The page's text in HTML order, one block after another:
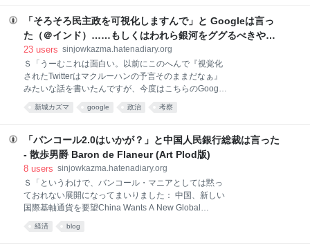
プで同様の確信を表明するアンドロイドFreddyさん
（ただしこちらはあなたが遠隔操作しているわけでは
ない）と、すべてはあらかじめ決定されている（＝人
Danny氏とが、あなたの前にいるとして……「３人」
のうちの誰がいちばん「自由意志がありそうだなあ」
と、あなたは判断するだろう？ Ｍ「なんですかこり
ゃ」 Ｓ「だから思考実験。ちなみに両立主義について
「そろそろ民主政を可視化しますんで」と Googleは言っ
た（＠インド）……もしくはわれら銀河をググるべきやDo
We Dare Google the Galaxy？【その7.5】あたり - 散歩
男爵 Baron de Flaneur (Art Plod版)
23 users sinjowkazma.hatenadiary.org
Ｓ「うーむこれは面白い。以前にこのへんで『視覚化
されたTwitterはマクルーハンの予言そのままだなぁ』
みたいな話を書いたんですが、今度はこちらのGoogle
公式ブログによれば、 インドの選挙をがんがん可視化
します 自分の選挙登録状況を確認できる 投票所の場所
選挙区の各種データ（前回の選挙以降、どれくらい生
活が改善したか等）を確認できる 議員や候補者の各種
データを確認できる その他どんどん新サービス予定
は市民団体とかがネットでやってましたよね」 Ｓ「う
ん。実際、米国や豪州でもこの手のサービスは始めて
たらしいし、今回もインドの各種ＮＰＯと組んではい
る。にしても、これはすごいなー……ちゃんとGoogle
新城カズマ google 政治 考察
「バンコール2.0はいかが？」と中国人民銀行総裁は言った
- 散歩男爵 Baron de Flaneur (Art Plod版)
8 users sinjowkazma.hatenadiary.org
Ｓ「というわけで、バンコール・マニアとしては黙っ
ておれない展開になってまいりました： 中国、新しい
国際基軸通貨を要望China Wants A New Global
Currency viaNeatorama （日付を確認して）えーと、
まだ４月１日じゃないよな……冗談サイトでもなさそ
経済 blog